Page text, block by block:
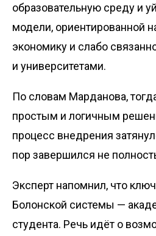
образовательную среду и
модели, ориентированной
экономику и слабо
и университетами.
По словам Марданова,
простым и логичным
процесс внедрения
пор завершился не
Эксперт напомнил, что
Болонской системы —
студента. Речь идёт о